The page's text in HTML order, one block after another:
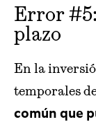
Error
plazo
En la
temporales
común que